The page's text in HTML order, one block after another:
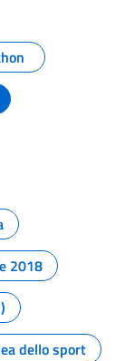
2018
dello sport